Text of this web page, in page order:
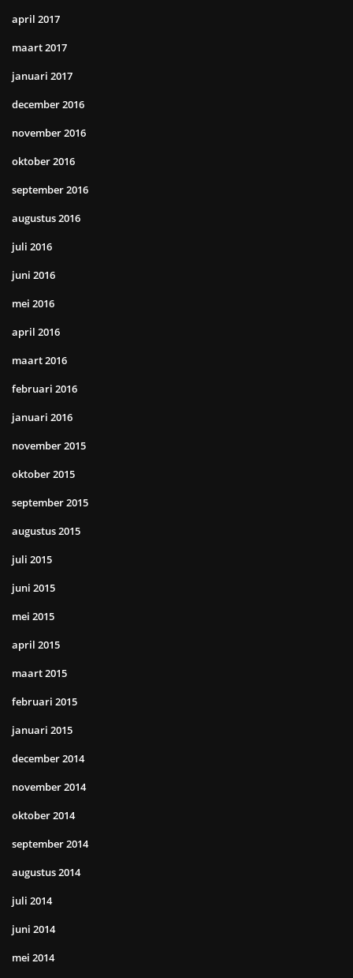
april 2017
maart 2017
januari 2017
december 2016
november 2016
oktober 2016
september 2016
augustus 2016
juli 2016
juni 2016
mei 2016
april 2016
maart 2016
februari 2016
januari 2016
november 2015
oktober 2015
september 2015
augustus 2015
juli 2015
juni 2015
mei 2015
april 2015
maart 2015
februari 2015
januari 2015
december 2014
november 2014
oktober 2014
september 2014
augustus 2014
juli 2014
juni 2014
mei 2014